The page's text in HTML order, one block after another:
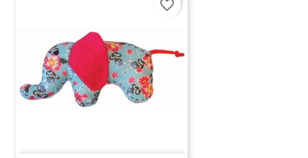
favorite_border